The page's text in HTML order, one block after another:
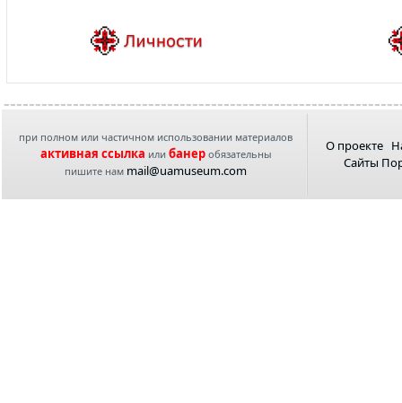
при полном или частичном использовании материалов
активная ссылка или банеробязательны
пишите нам mail@uamuseum.com
О проекте
Сайты